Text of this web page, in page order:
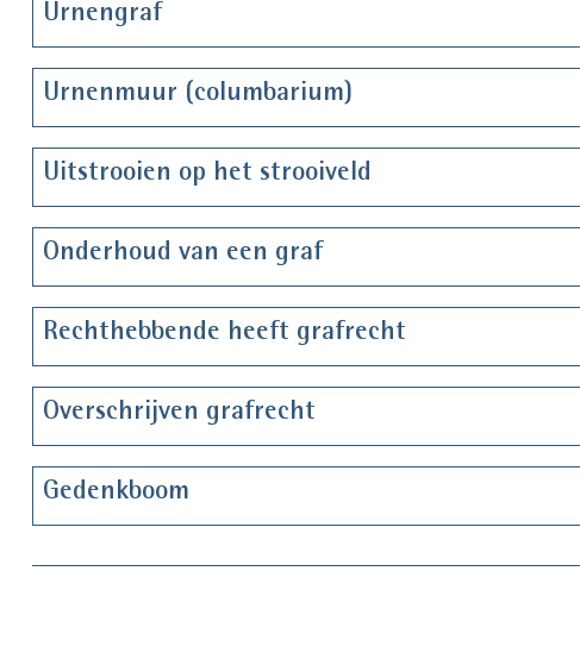
Urnengraf
Urnenmuur (columbarium)
Uitstrooien op het strooiveld
Onderhoud van een graf
Rechthebbende heeft grafrecht
Overschrijven grafrecht
Gedenkboom